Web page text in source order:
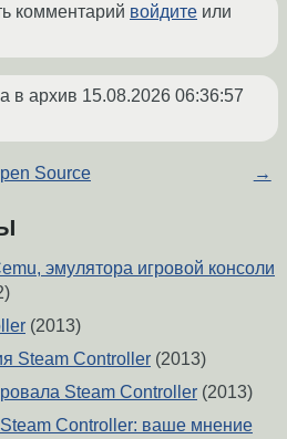
комментарий войдите или
в архив 15.08.2026 06:36:57
Source →
эмулятора игровой консоли
(2013)
Steam Controller (2013)
Steam Controller (2013)
Controller: ваше мнение